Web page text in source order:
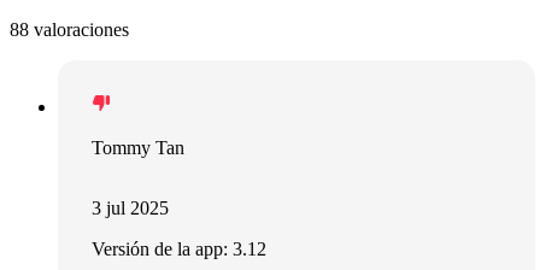
88 valoraciones
Tommy Tan
3 jul 2025
Versión de la app: 3.12